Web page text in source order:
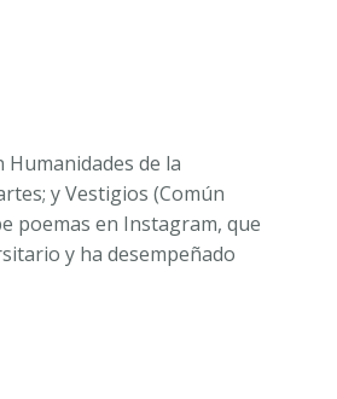
de la
yVestigios (Común
poemas en Instagram, que
y ha desempeñado